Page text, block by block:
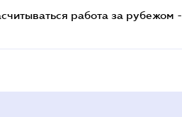
работа за рубежом -